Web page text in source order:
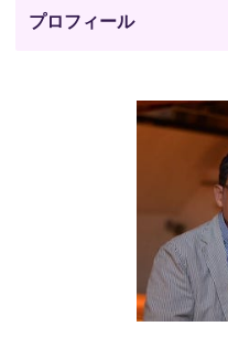
プロフィール